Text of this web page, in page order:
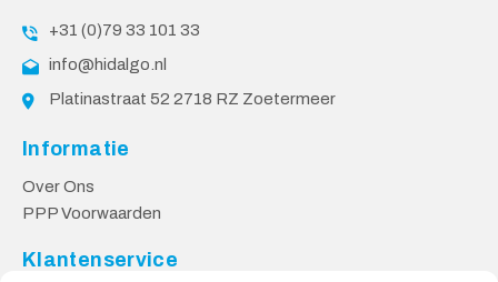
+31 (0)79 33 101 33
info@hidalgo.nl
Platinastraat 52 2718 RZ Zoetermeer
Informatie
Over Ons
PPP Voorwaarden
Klantenservice